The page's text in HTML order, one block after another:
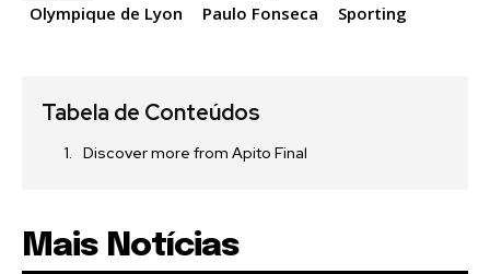
Olympique de Lyon
Paulo Fonseca Sporting
Tabela de Conteúdos
Discover more from Apito Final
Mais Notícias